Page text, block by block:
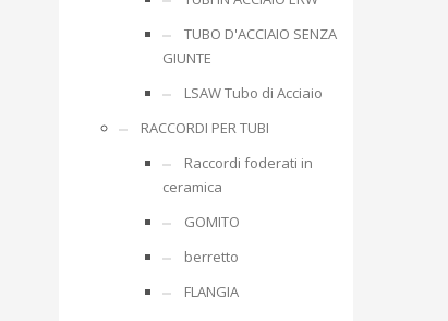
TUBO D'ACCIAIO SENZA
GIUNTE
LSAW Tubo di Acciaio
RACCORDI PER TUBI
Raccordi foderati in
ceramica
GOMITO
berretto
FLANGIA